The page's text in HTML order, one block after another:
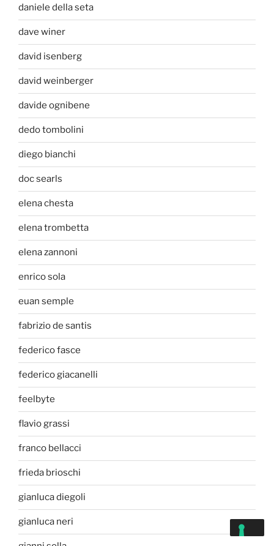
daniele della seta
dave winer
david isenberg
david weinberger
davide ognibene
dedo tombolini
diego bianchi
doc searls
elena chesta
elena trombetta
elena zannoni
enrico sola
euan semple
fabrizio de santis
federico fasce
federico giacanelli
feelbyte
flavio grassi
franco bellacci
frieda brioschi
gianluca diegoli
gianluca neri